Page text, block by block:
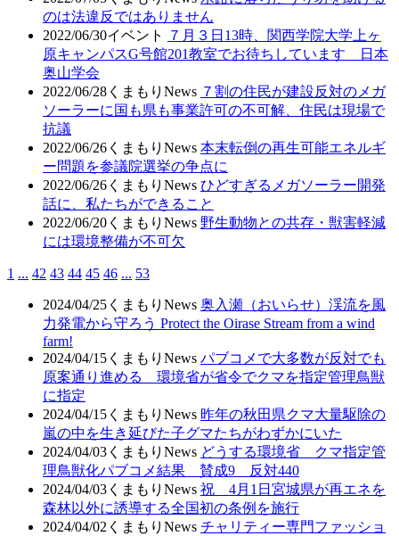
のは法違反ではありません
2022/06/30イベント
７月３日13時、関西学院大学上ヶ
原キャンパスG号館201教室でお待ちしています 日本
奥山学会
2022/06/28 くまもりNews ７割の住民が建設反対のメガ
ソーラーに国も県も事業許可の不可解、住民は現場で
抗議
2022/06/26 くまもりNews 本末転倒の再生可能エネルギ
ー問題を参議院選挙の争点に
2022/06/26 くまもりNews ひどすぎるメガソーラー開発
話に、私たちができること
2022/06/20 くまもりNews 野生動物との共存・獣害軽減
には環境整備が不可欠
1 ... 42 43 44 45 46 ... 53
2024/04/25 くまもりNews 奥入瀬（おいらせ）渓流を風
力発電から守ろう Protect the Oirase Stream from a wind
farm!
2024/04/15 くまもりNews パブコメで大多数が反対でも
原案通り進める 環境省が省令でクマを指定管理鳥獣
に指定
2024/04/15 くまもりNews 昨年の秋田県クマ大量駆除の
嵐の中を生き延びた子グマたちがわずかにいた
2024/04/03 くまもりNews どうする環境省 クマ指定管
理鳥獣化パブコメ結果 賛成9 反対440
2024/04/03 くまもりNews 祝 4月1日宮城県が再エネを
森林以外に誘導する全国初の条例を施行
2024/04/02 くまもりNews チャリティー専門ファッショ